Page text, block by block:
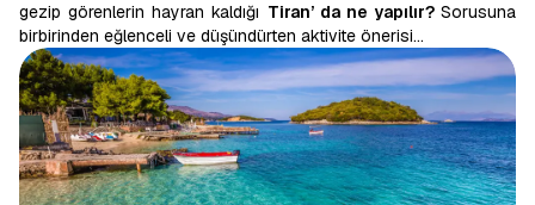
gezip görenlerin hayran kaldığı Tiran’ da ne yapılır? Sorusuna
birbirinden eğlenceli ve düşündürten aktivite önerisi…